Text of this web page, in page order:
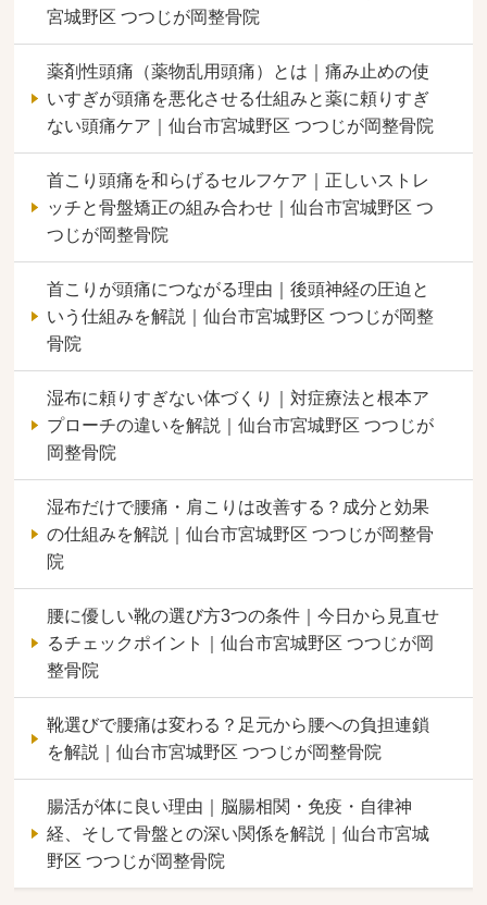
宮城野区 つつじが岡整骨院
薬剤性頭痛（薬物乱用頭痛）とは｜痛み止めの使
いすぎが頭痛を悪化させる仕組みと薬に頼りすぎ
ない頭痛ケア｜仙台市宮城野区 つつじが岡整骨院
首こり頭痛を和らげるセルフケア｜正しいストレ
ッチと骨盤矯正の組み合わせ｜仙台市宮城野区 つ
つじが岡整骨院
首こりが頭痛につながる理由｜後頭神経の圧迫と
いう仕組みを解説｜仙台市宮城野区 つつじが岡整
骨院
湿布に頼りすぎない体づくり｜対症療法と根本ア
プローチの違いを解説｜仙台市宮城野区 つつじが
岡整骨院
湿布だけで腰痛・肩こりは改善する？成分と効果
の仕組みを解説｜仙台市宮城野区 つつじが岡整骨
院
腰に優しい靴の選び方3つの条件｜今日から見直せ
るチェックポイント｜仙台市宮城野区 つつじが岡
整骨院
靴選びで腰痛は変わる？足元から腰への負担連鎖
を解説｜仙台市宮城野区 つつじが岡整骨院
腸活が体に良い理由｜脳腸相関・免疫・自律神
経、そして骨盤との深い関係を解説｜仙台市宮城
野区 つつじが岡整骨院